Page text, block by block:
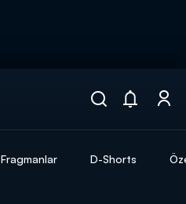
Fragmanlar D-Shorts